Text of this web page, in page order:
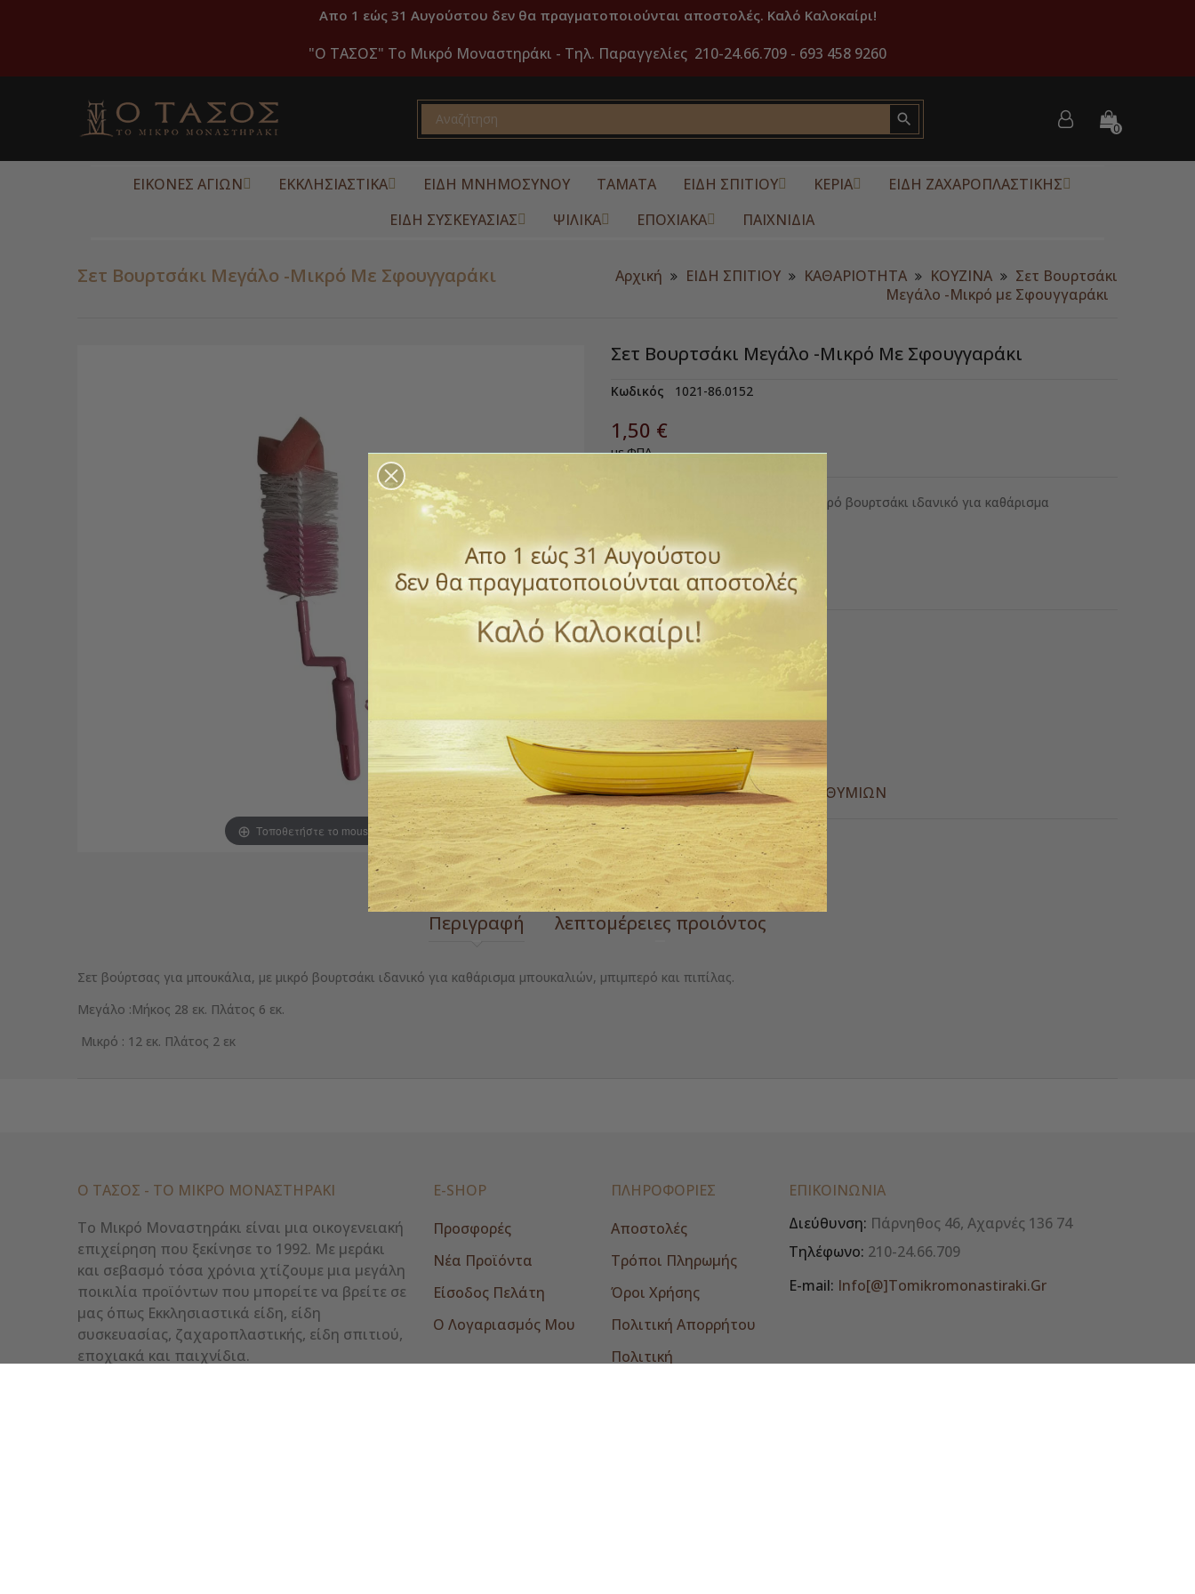
Απο 1 εώς 31 Αυγούστου δεν θα πραγματοποιούνται αποστολές. Καλό Καλοκαίρι!
"O ΤΑΣΟΣ" Το Μικρό Μοναστηράκι - Τηλ. Παραγγελίες 210-24.66.709 - 693 458 9260
 0
ΕΙΚΟΝΕΣ ΑΓΙΩΝ ΕΚΚΛΗΣΙΑΣΤΙΚΑ ΕΙΔΗ ΜΝΗΜΟΣΥΝΟΥ ΤΑΜΑΤΑ ΕΙΔΗ ΣΠΙΤΙΟΥ ΚΕΡΙΑ
ΕΙΔΗ ΖΑΧΑΡΟΠΛΑΣΤΙΚΗΣ
ΕΙΔΗ ΣΥΣΚΕΥΑΣΙΑΣ
ΨΙΛΙΚΑ ΕΠΟΧΙΑΚΑ ΠΑΙΧΝΙΔΙΑ
Σετ Βουρτσάκι Μεγάλο -Μικρό Με Σφουγγαράκι Αρχική ΕΙΔΗ ΣΠΙΤΙΟΥ ΚΑΘΑΡΙΟΤΗΤΑ ΚΟΥΖΙΝΑ
Σετ Βουρτσάκι
Μεγάλο -Μικρό με Σφουγγαράκι
Τοποθετήστε το mouse για zoom
Σετ Βουρτσάκι Μεγάλο -Μικρό Με Σφουγγαράκι
Κωδικός 1021-86.0152
1,50 €
με ΦΠΑ
Σετ βούρτσας για μπουκάλια, με μικρό βουρτσάκι ιδανικό για καθάρισμα
Μεγάλο :Μήκος 28 εκ. Πλάτος 6 εκ.
Μικρό : 12 εκ. Πλάτος 2 εκ
Ποσότητα
Διαθέσιμο
Παράδοση 1 έως 3 ημέρες
ΠΡΌΣΘΕΣΕ ΣΤΗΝ ΛΊΣΤΑ ΕΠΙΘΥΜΙΏΝ
Περιγραφή λεπτομέρειες προιόντος
Σετ βούρτσας για μπουκάλια, με μικρό βουρτσάκι ιδανικό για καθάρισμα μπουκαλιών, μπιμπερό και πιπίλας.
Μεγάλο :Μήκος 28 εκ. Πλάτος 6 εκ.
Μικρό : 12 εκ. Πλάτος 2 εκ
Ο ΤΑΣΟΣ - ΤΟ ΜΙΚΡΌ ΜΟΝΑΣΤΗΡΆΚΙ
Το Μικρό Μοναστηράκι είναι μια οικογενειακή
επιχείρηση που ξεκίνησε το 1992. Με μεράκι
και σεβασμό τόσα χρόνια χτίζουμε μια μεγάλη
ποικιλία προϊόντων που μπορείτε να βρείτε σε
μας όπως Εκκλησιαστικά είδη, είδη
συσκευασίας, ζαχαροπλαστικής, είδη σπιτιού,
εποχιακά και παιχνίδια.
E-SHOP
Προσφορές
Νέα Προϊόντα
Είσοδος Πελάτη
Ο Λογαριασμός Μου
ΠΛΗΡΟΦΟΡΙΕΣ
Αποστολές
Τρόποι Πληρωμής
Όροι Χρήσης
Πολιτική Απορρήτου
Πολιτική
ΕΠΙΚΟΙΝΩΝΊΑ
Διεύθυνση: Πάρνηθος 46, Αχαρνές 136 74
Τηλέφωνο: 210-24.66.709
E-mail: Info[@]tomikromonastiraki.gr